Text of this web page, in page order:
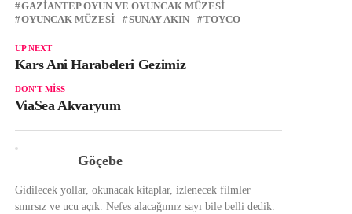
GAZIANTEP OYUN VE OYUNCAK MÜZESI
OYUNCAK MÜZESI
SUNAY AKIN TOYCO
UP NEXT
Kars Ani Harabeleri Gezimiz
DON'T MISS
ViaSea Akvaryum
Göçebe
Gidilecek yollar, okunacak kitaplar, izlenecek filmler
sınırsız ve ucu açık. Nefes alacağımız sayı bile belli dedik.